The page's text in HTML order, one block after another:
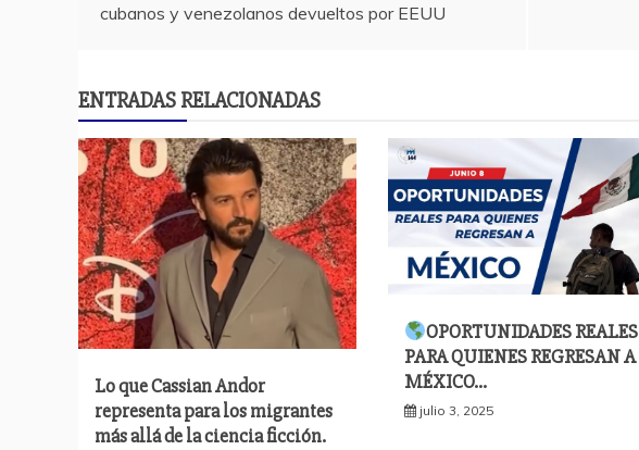
de
entradas
cubanos y venezolanos devueltos por EEUU
ENTRADAS RELACIONADAS
Lo que Cassian Andor
representa para los migrantes
más allá de la ciencia ficción.
OPORTUNIDADES REALES
PARA QUIENES REGRESAN A
MÉXICO…
julio 3, 2025